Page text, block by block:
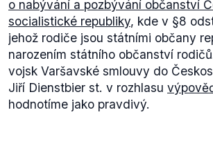
o nabývání a pozbývání občanství
socialistické republiky, kde v §8
jehož rodiče jsou státními občany
narozením státního občanství
vojsk Varšavské smlouvy do
Jiří Dienstbier st. v rozhlasu
hodnotíme jako pravdivý.